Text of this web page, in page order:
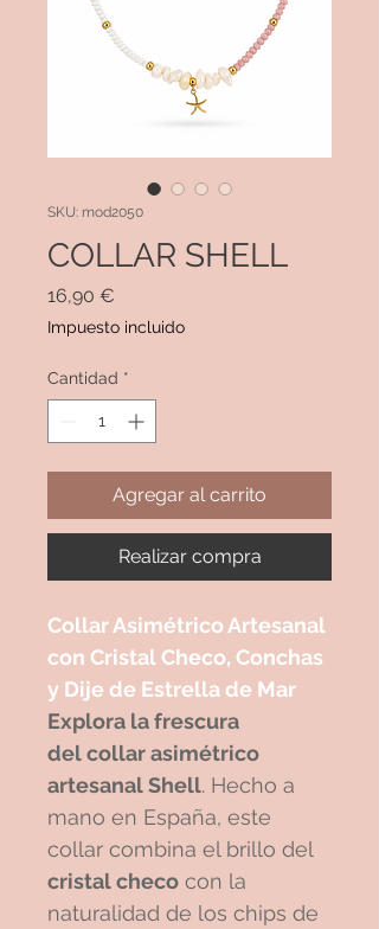
SKU: mod2050
COLLAR SHELL
16,90 €
Impuesto incluido
Cantidad *
Agregar al carrito
Realizar compra
Collar Asimétrico Artesanal
con Cristal Checo, Conchas
y Dije de Estrella de Mar
Explora la frescura
del collar asimétrico
artesanal Shell. Hecho a
mano en España, este
collar combina el brillo del
cristal checo con la
naturalidad de los chips de